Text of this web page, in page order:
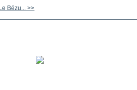
Bézu... >>